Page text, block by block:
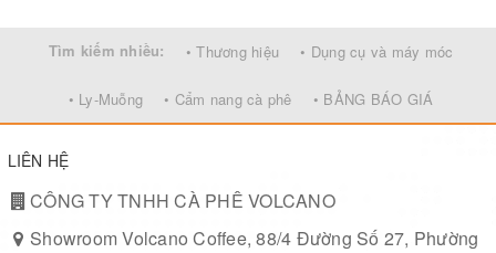
Tìm kiếm nhiều: • Thương hiệu • Dụng cụ và máy móc
• Ly-Muỗng • Cẩm nang cà phê • BẢNG BÁO GIÁ
LIÊN HỆ
CÔNG TY TNHH CÀ PHÊ VOLCANO
Showroom Volcano Coffee, 88/4 Đường Số 27, Phường